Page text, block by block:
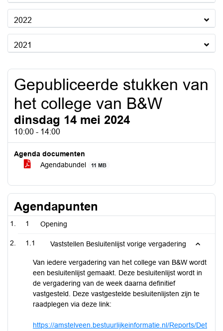
2022
2021
Gepubliceerde stukken van
het college van B&W
dinsdag 14 mei 2024
10:00 - 14:00
Agenda documenten
Agendabundel
11 MB
Agendapunten
1 Opening
1.1 Vaststellen Besluitenlijst vorige vergadering
Van iedere vergadering van het college van B&W wordt
een besluitenlijst gemaakt. Deze besluitenlijst wordt in
de vergadering van de week daarna definitief
vastgesteld. Deze vastgestelde besluitenlijsten zijn te
raadplegen via deze link:
https://amstelveen.bestuurlijkeinformatie.nl/Reports/Det